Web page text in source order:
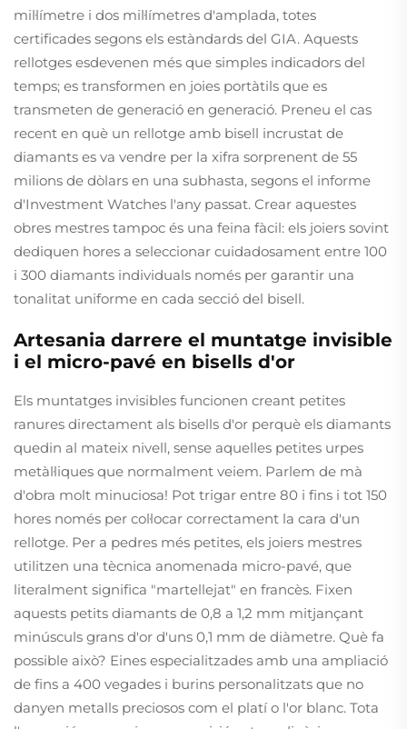
mil·límetre i dos mil·límetres d'amplada, totes
certificades segons els estàndards del GIA. Aquests
rellotges esdevenen més que simples indicadors del
temps; es transformen en joies portàtils que es
transmeten de generació en generació. Preneu el cas
recent en què un rellotge amb bisell incrustat de
diamants es va vendre per la xifra sorprenent de 55
milions de dòlars en una subhasta, segons el informe
d'Investment Watches l'any passat. Crear aquestes
obres mestres tampoc és una feina fàcil: els joiers sovint
dediquen hores a seleccionar cuidadosament entre 100
i 300 diamants individuals només per garantir una
tonalitat uniforme en cada secció del bisell.
Artesania darrere el muntatge invisible
i el micro-pavé en bisells d'or
Els muntatges invisibles funcionen creant petites
ranures directament als bisells d'or perquè els diamants
quedin al mateix nivell, sense aquelles petites urpes
metàl·liques que normalment veiem. Parlem de mà
d'obra molt minuciosa! Pot trigar entre 80 i fins i tot 150
hores només per col·locar correctament la cara d'un
rellotge. Per a pedres més petites, els joiers mestres
utilitzen una tècnica anomenada micro-pavé, que
literalment significa "martellejat" en francès. Fixen
aquests petits diamants de 0,8 a 1,2 mm mitjançant
minúsculs grans d'or d'uns 0,1 mm de diàmetre. Què fa
possible això? Eines especialitzades amb una ampliació
de fins a 400 vegades i burins personalitzats que no
danyen metalls preciosos com el platí o l'or blanc. Tota